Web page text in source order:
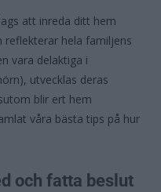
att inreda ditt hem
hela familjens
vara delaktiga i
utvecklas deras
blir ert hem
våra bästa tips på hur
och fatta beslut